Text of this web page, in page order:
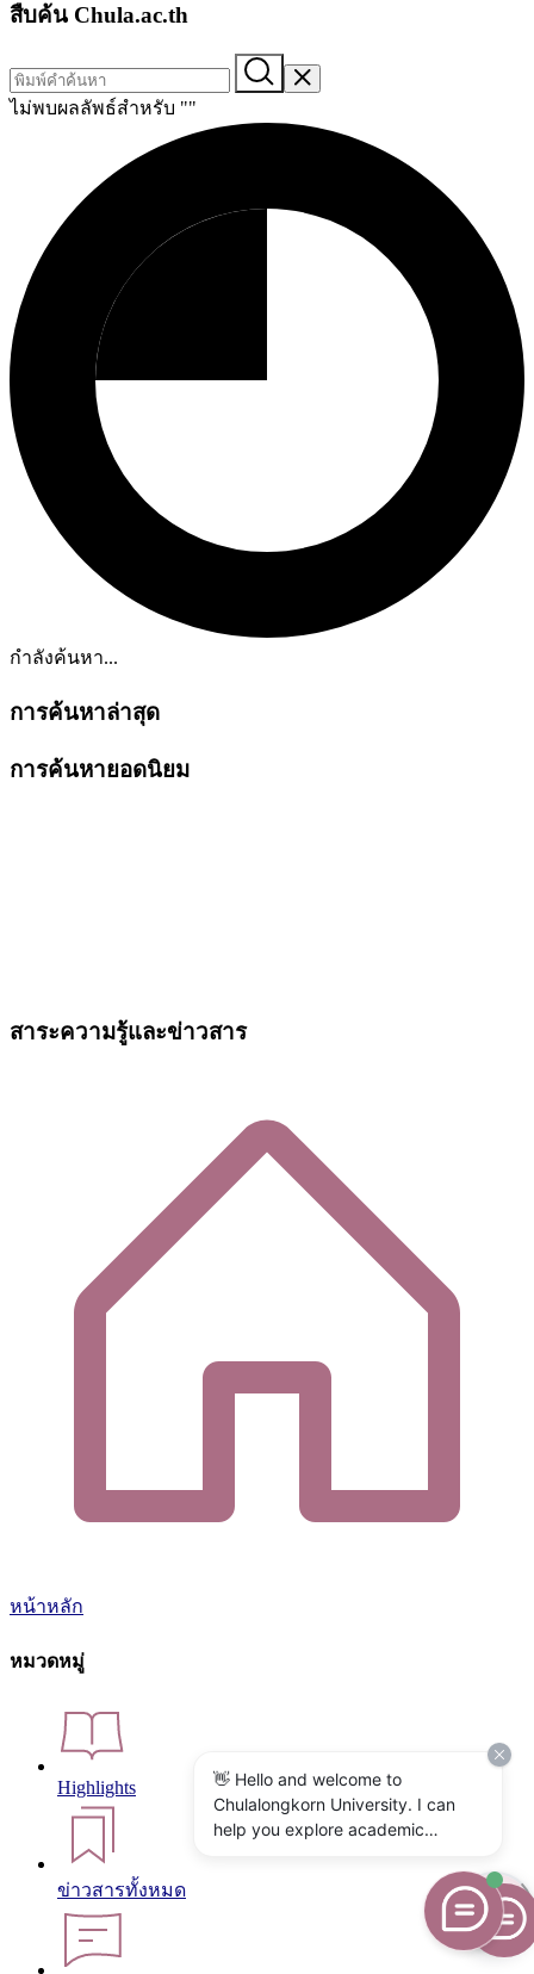
สืบค้น Chula.ac.th
ไม่พบผลลัพธ์สำหรับ ""
กำลังค้นหา...
การค้นหาล่าสุด
การค้นหายอดนิยม
สาระความรู้และข่าวสาร
หน้าหลัก
หมวดหมู่
Highlights
ข่าวสารทั้งหมด
👋 Hello and welcome to
Chulalongkorn University. I can
help you explore academic